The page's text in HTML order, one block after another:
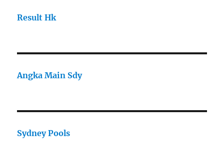
Result Hk
Angka Main Sdy
Sydney Pools